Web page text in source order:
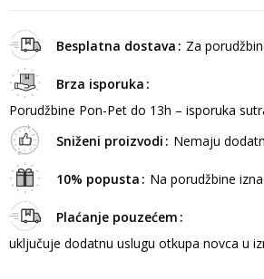
Besplatna dostava Za
Brza isporuka
Porudžbine Pon-Pet do 13h – isporuka
Sniženi proizvodi
Nemaju
10% popusta Na porudžbine
Plaćanje pouzećem
uključuje dodatnu uslugu otkupa novca u